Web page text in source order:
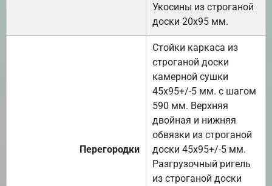
Укосины из строганой
доски 20х95 мм.
Перегородки
Стойки каркаса из
строганой доски
камерной сушки
45х95+/-5 мм. с шагом
590 мм. Верхняя
двойная и нижняя
обвязки из строганой
доски 45х95+/-5 мм.
Разгрузочный ригель
из строганой доски